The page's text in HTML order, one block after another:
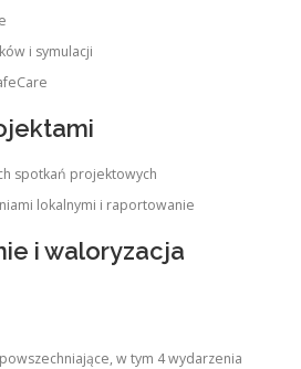
i symulacji
spotkań projektowych
lokalnymi i raportowanie
i waloryzacja
w tym 4 wydarzenia